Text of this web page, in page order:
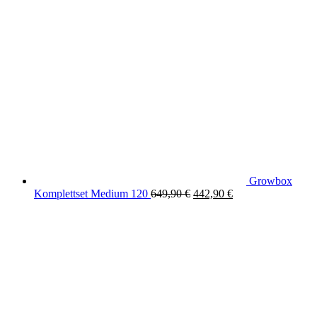
Growbox
Komplettset Medium 120 649,90€ Original
442,90 €Current